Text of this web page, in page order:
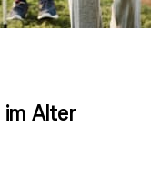
im Alter